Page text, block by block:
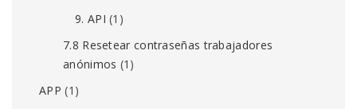
9. API (1)
7.8 Resetear contraseñas trabajadores
anónimos (1)
APP (1)